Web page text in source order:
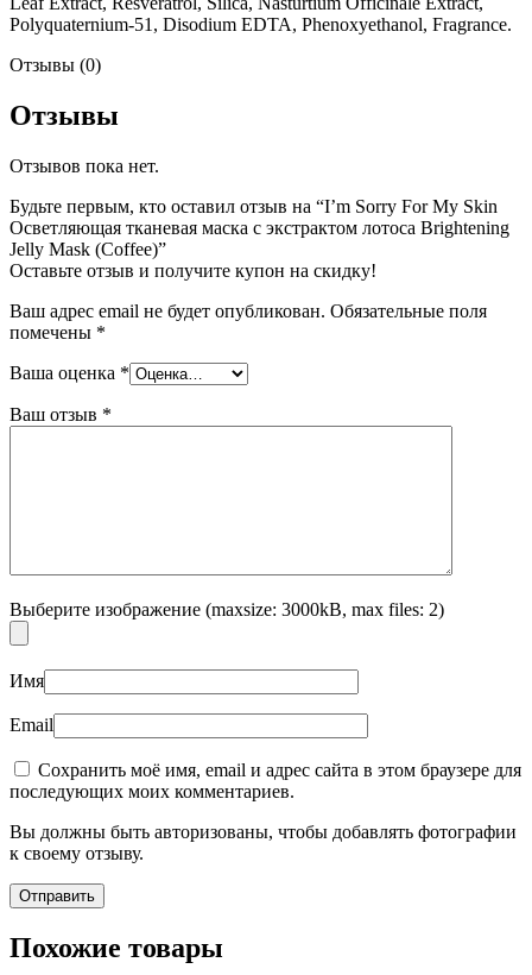
Polyquaternium-51, Disodium EDTA, Phenoxyethanol, Fragrance.
Отзывы (0)
Отзывы
Отзывов пока нет.
Будьте первым, кто оставил отзыв на “I’m Sorry For My Skin
Осветляющая тканевая маска с экстрактом лотоса Brightening
Jelly Mask (Coffee)”
Оставьте отзыв и получите купон на скидку!
Ваш адрес email не будет опубликован. Обязательные поля
помечены *
Ваша оценка *
Ваш отзыв *
Выберите изображение (maxsize: 3000kB, max files: 2)
Имя
Email
Сохранить моё имя, email и адрес сайта в этом браузере для
последующих моих комментариев.
Вы должны быть авторизованы, чтобы добавлять фотографии
к своему отзыву.
Похожие товары